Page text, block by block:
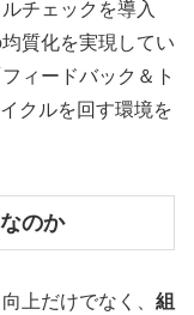
チェックを導入
質化を実現してい
ィードバック＆ト
クルを回す環境を
のか
上だけでなく、 組